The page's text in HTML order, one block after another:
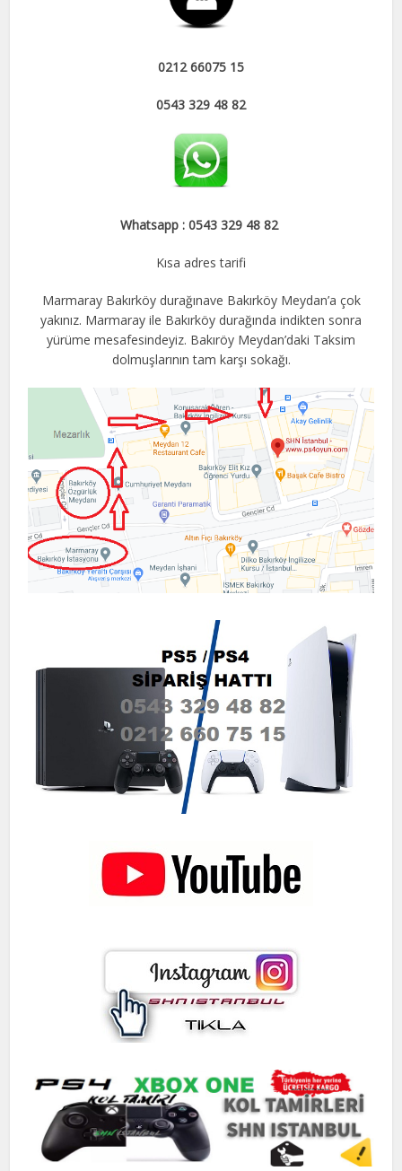
0212 66075 15
0543 329 48 82
Whatsapp : 0543 329 48 82
Kısa adres tarifi
Marmaray Bakırköy durağınave Bakırköy Meydan’a çok
yakınız. Marmaray ile Bakırköy durağında indikten sonra
yürüme mesafesindeyiz. Bakıröy Meydan’daki Taksim
dolmuşlarının tam karşı sokağı.